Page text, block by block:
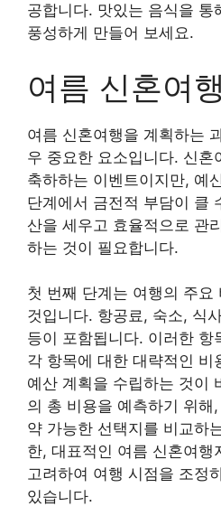
공합니다. 맛있는 음식을 통
풍성하게 만들어 보세요.
여름 신혼여
여름 신혼여행을 계획하는
우 중요한 요소입니다. 신혼
축하하는 이벤트이지만, 예
단계에서 금전적 부담이 클
산을 세우고 효율적으로 관
하는 것이 필요합니다.
첫 번째 단계는 여행의 주요
것입니다. 항공료, 숙소, 식
등이 포함됩니다. 이러한 항
각 항목에 대한 대략적인 비
예산 계획을 수립하는 것이
의 총 비용을 예측하기 위해
약 가능한 선택지를 비교하
한, 대표적인 여름 신혼여행
고려하여 여행 시점을 조정
있습니다.